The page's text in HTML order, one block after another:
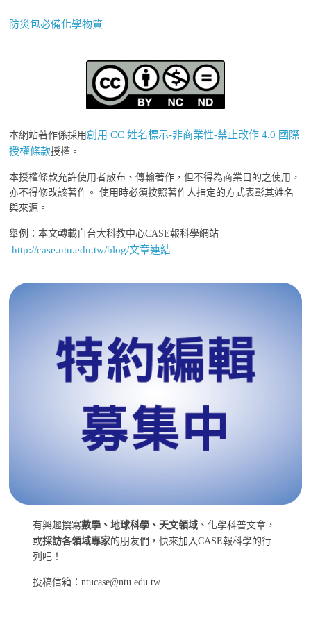
防災包必備化學物質
本網站著作係採用創用 CC 姓名標示-非商業性-禁止改作 4.0 國際
授權條款授權。
本授權條款允許使用者散布、傳輸著作，但不得為商業目的之使用，
亦不得修改該著作。 使用時必須按照著作人指定的方式表彰其姓名
與來源。
舉例：本文轉載自台大科教中心CASE報科學網站
http://case.ntu.edu.tw/blog/文章連結
有興趣撰寫數學、地球科學、天文領域 、化學科普文章，
或採訪各領域專家的朋友們，快來加入CASE報科學的行
列吧！
投稿信箱：ntucase@ntu.edu.tw